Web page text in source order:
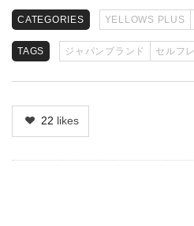
CATEGORIES YELLOWS PLUS
TAGS ジャパンブランド セルフ
22 likes